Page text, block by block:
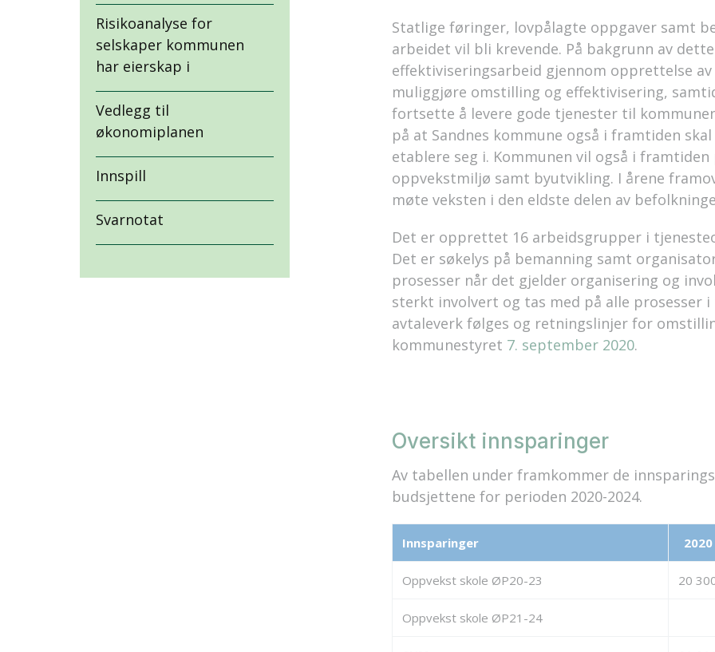
Risikoanalyse for
selskaper kommunen
har eierskap i
Vedlegg til
økonomiplanen
Innspill
Svarnotat
Statlige føringer, lovpålagte oppgaver samt
arbeidet vil bli krevende. På bakgrunn av
effektiviseringsarbeid gjennom opprettelse av
muliggjøre omstilling og effektivisering,
fortsette å levere gode tjenester til
på at Sandnes kommune også i framtiden
etablere seg i. Kommunen vil også i
oppvekstmiljø samt byutvikling. I årene
møte veksten i den eldste delen av
Det er opprettet 16 arbeidsgrupper i
Det er søkelys på bemanning samt
prosesser når det gjelder organisering og
sterkt involvert og tas med på alle
avtaleverk følges og retningslinjer for
kommunestyret 7. september 2020.
Oversikt innsparinger
Av tabellen under framkommer de
budsjettene for perioden 2020-2024.
Innsparinger 2020
Oppvekst skole ØP20-23 20
Oppvekst skole ØP21-24